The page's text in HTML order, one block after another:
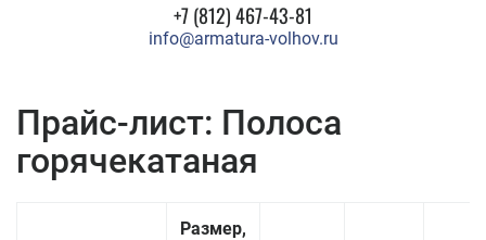
+7 (812) 467-43-81
info@armatura-volhov.ru
Прайс-лист: Полоса
горячекатаная
Размер,